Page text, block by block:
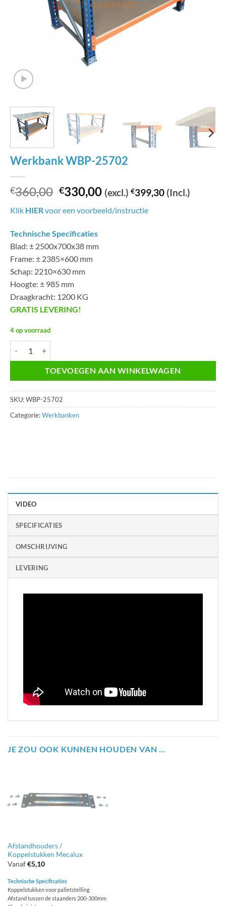
Werkbank WBP-25702
€360,00 Oorspronkelijke
was:
€360,00.
€330,00Huidige
is:
(excl.)€399,30 (Incl.)
Klik HIERvoor een voorbeeld/instructie
Technische Specificaties
Blad: ± 2500x700x38 mm
Frame: ± 2385×600 mm
Schap: 2210×630 mm
Hoogte: ± 985 mm
Draagkracht: 1200 KG
GRATIS LEVERING!
4 op voorraad
TOEVOEGEN AAN WINKELWAGEN
SKU:WBP-25702
Categorie:Werkbanken
VIDEO
SPECIFICATIES
OMSCHRIJVING
LEVERING
JE ZOU OOK KUNNEN HOUDEN VAN …
Afstandhouders /
Koppelstukken Mecalux
Vanaf€5,10
Technische Specificaties
Koppelstukken voor palletstelling
Afstand tussen de staanders 200-300mm